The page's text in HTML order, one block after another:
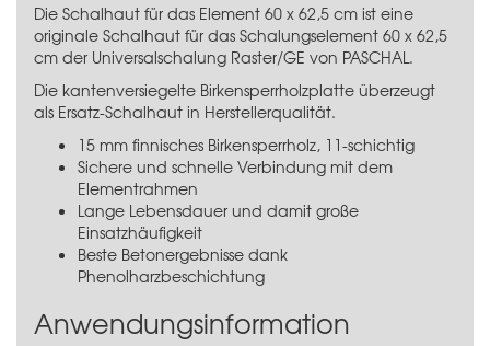
Die Schalhaut für das Element 60 x 62,5 cm ist eine
originale Schalhaut für das Schalungselement 60 x 62,5
cm der Universalschalung Raster/GE von PASCHAL.
Die kantenversiegelte Birkensperrholzplatte überzeugt
als Ersatz-Schalhaut in Herstellerqualität.
15 mm finnisches Birkensperrholz, 11-schichtig
Sichere und schnelle Verbindung mit dem
Elementrahmen
Lange Lebensdauer und damit große
Einsatzhäufigkeit
Beste Betonergebnisse dank
Phenolharzbeschichtung
Anwendungsinformation